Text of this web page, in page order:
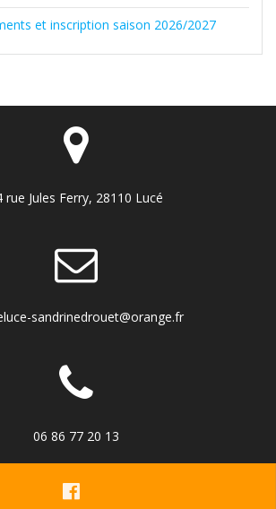
et inscription saison 2026/2027
rue Jules Ferry, 28110 Lucé
sandrinedrouet@orange.fr
06 86 77 20 13